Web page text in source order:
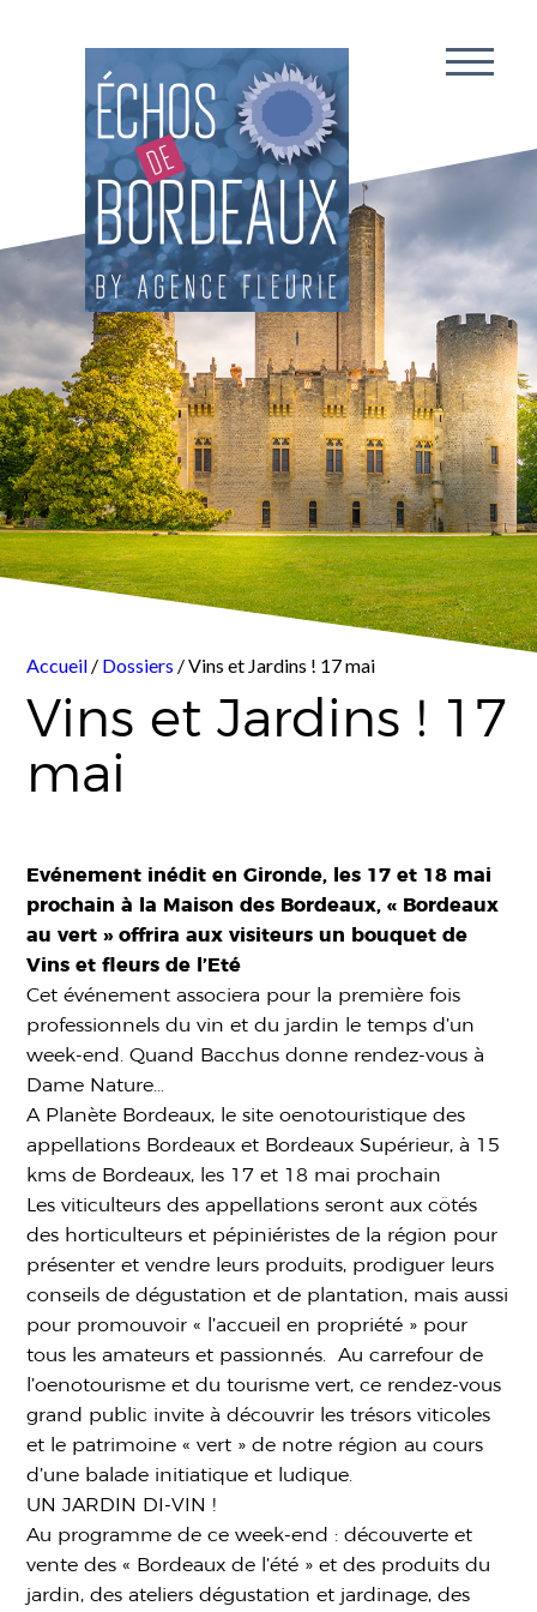
Accueil / Dossiers / Vins et Jardins ! 17 mai
Vins et Jardins ! 17
mai
Evénement inédit en Gironde, les 17 et 18 mai
prochain à la Maison des Bordeaux, « Bordeaux
au vert » offrira aux visiteurs un bouquet de
Vins et fleurs de l’Eté
Cet événement associera pour la première fois
professionnels du vin et du jardin le temps d’un
week-end. Quand Bacchus donne rendez-vous à
Dame Nature…
A Planète Bordeaux, le site oenotouristique des
appellations Bordeaux et Bordeaux Supérieur, à 15
kms de Bordeaux, les 17 et 18 mai prochain
Les viticulteurs des appellations seront aux côtés
des horticulteurs et pépiniéristes de la région pour
présenter et vendre leurs produits, prodiguer leurs
conseils de dégustation et de plantation, mais aussi
pour promouvoir « l’accueil en propriété » pour
tous les amateurs et passionnés. Au carrefour de
l’oenotourisme et du tourisme vert, ce rendez-vous
grand public invite à découvrir les trésors viticoles
et le patrimoine « vert » de notre région au cours
d’une balade initiatique et ludique.
UN JARDIN DI-VIN !
Au programme de ce week-end : découverte et
vente des « Bordeaux de l’été » et des produits du
jardin, des ateliers dégustation et jardinage, des